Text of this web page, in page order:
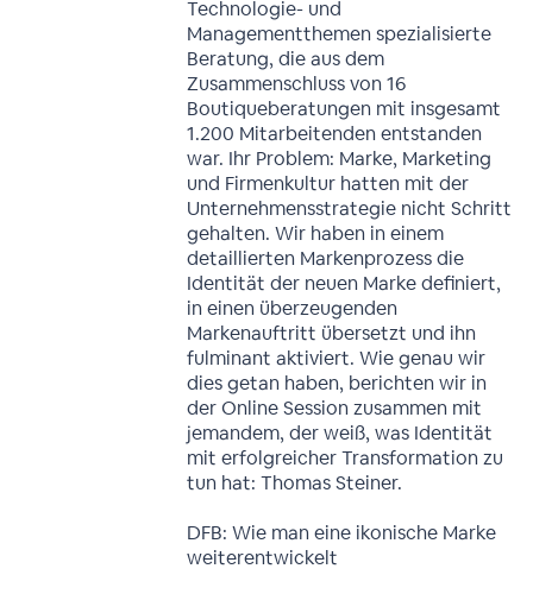
Technologie- und
Managementthemen spezialisierte
Beratung, die aus dem
Zusammenschluss von 16
Boutiqueberatungen mit insgesamt
1.200 Mitarbeitenden entstanden
war. Ihr Problem: Marke, Marketing
und Firmenkultur hatten mit der
Unternehmensstrategie nicht Schritt
gehalten. Wir haben in einem
detaillierten Markenprozess die
Identität der neuen Marke definiert,
in einen überzeugenden
Markenauftritt übersetzt und ihn
fulminant aktiviert. Wie genau wir
dies getan haben, berichten wir in
der Online Session zusammen mit
jemandem, der weiß, was Identität
mit erfolgreicher Transformation zu
tun hat: Thomas Steiner.
DFB: Wie man eine ikonische Marke
weiterentwickelt